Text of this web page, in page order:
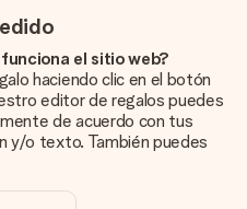
el sitio web?
haciendo clic en el botón
editor de regalos puedes
de acuerdo con tus
y/o texto. También puedes